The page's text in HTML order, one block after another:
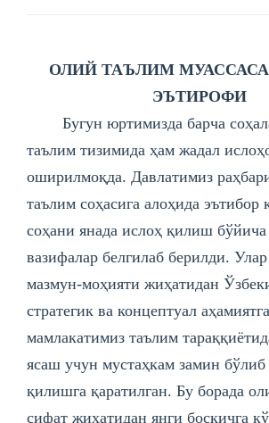
ОЛИЙ ТАЪЛИМ
ЭЪТИРОФИ
Бугун юртимизда барча
таълим тизимида ҳам жадал
оширилмоқда. Давлатимиз
таълим соҳасига алоҳида эътибор
соҳани янада ислоҳ қилиш бўйича
вазифалар белгилаб берилди.
мазмун-моҳияти жиҳатидан
стратегик ва концептуал
мамлакатимиз таълим
ясаш учун мустаҳкам замин бўлиб
қилишга қаратилган. Бу борада
сифат жиҳатидан янги босқичга